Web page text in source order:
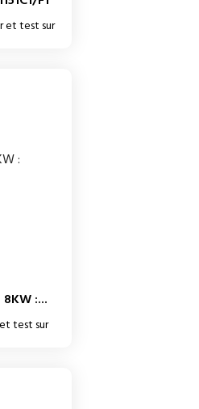
et test sur
8KW :...
test sur